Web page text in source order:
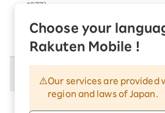
Choose your
Rakuten Mobile !
Our services are provided
region and laws of Japan.
1977）
括払いもしくは24回払いのご購入で割引キ
以下のキャンペーンは、併用不可